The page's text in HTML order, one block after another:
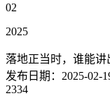
02
2025
落地正当时，谁能讲
发布日期： 2025-02-
2334